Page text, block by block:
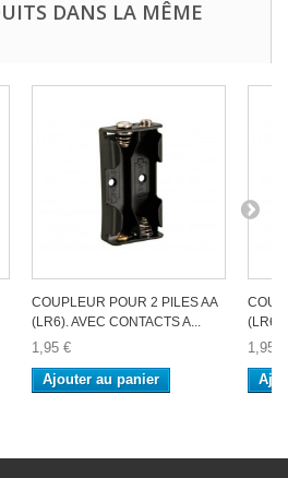
DANS LA MÊME
COUPLEUR POUR 2 PILES AA
(LR6). AVEC CONTACTS A...
1,95 €
Ajouter au panier
(LR6).
1,95 €